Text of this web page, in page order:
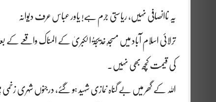
یہ ناانصافی نہیں، ریاستی جرم ہے! یاور عباس عرف دیوانہ
ترلائی اسلام آباد میں مسجدِ خدیجۃُ الکبریٰ کے المناک واقعے
کی قیمت کچھ بھی نہیں۔
اللہ کے گھر میں بے گناہ نمازی شہید ہو گئے، درجنوں شہری